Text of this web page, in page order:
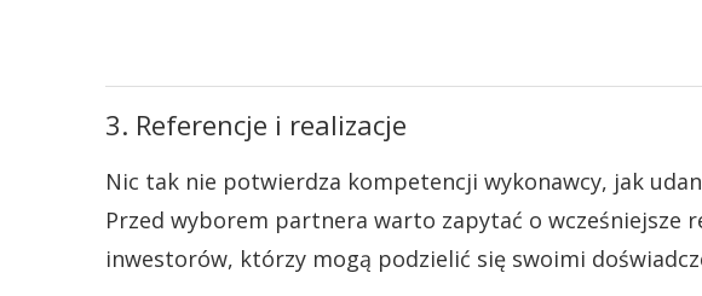
3. Referencje i realizacje
Nic tak nie potwierdza kompetencji wykonawcy, jak
Przed wyborem partnera warto zapytać o wcześniejsze
inwestorów, którzy mogą podzielić się swoimi